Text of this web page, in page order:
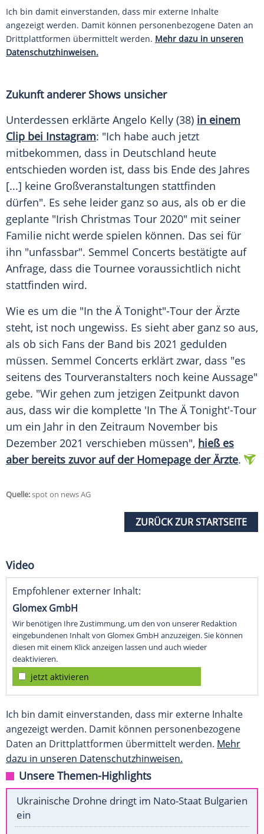
Ich bin damit einverstanden, dass mir externe Inhalte
angezeigt werden. Damit können personenbezogene Daten an
Drittplattformen übermittelt werden. Mehr dazu in unseren
Datenschutzhinweisen.
Zukunft anderer Shows unsicher
Unterdessen erklärte Angelo Kelly (38) in einem
Clip bei Instagram: "Ich habe auch jetzt
mitbekommen, dass in Deutschland heute
entschieden worden ist, dass bis Ende des Jahres
[...] keine Großveranstaltungen stattfinden
dürfen". Es sehe leider ganz so aus, als ob er die
geplante "Irish Christmas Tour 2020" mit seiner
Familie nicht werde spielen können. Das sei für
ihn "unfassbar". Semmel Concerts bestätigte auf
Anfrage, dass die Tournee voraussichtlich nicht
stattfinden wird.
Wie es um die "In the Ä Tonight"-Tour der Ärzte
steht, ist noch ungewiss. Es sieht aber ganz so aus,
als ob sich Fans der Band bis 2021 gedulden
müssen. Semmel Concerts erklärt zwar, dass "es
seitens des Tourveranstalters noch keine Aussage"
gebe. "Wir gehen zum jetzigen Zeitpunkt davon
aus, dass wir die komplette 'In The Ä Tonight'-Tour
um ein Jahr in den Zeitraum November bis
Dezember 2021 verschieben müssen", hieß es
aber bereits zuvor auf der Homepage der Ärzte.
Quelle:spot on news AG
ZURÜCK ZUR STARTSEITE
Video
Empfohlener externer Inhalt:
Glomex GmbH
Wir benötigen Ihre Zustimmung, um den von unserer Redaktion
eingebundenen Inhalt von Glomex GmbH anzuzeigen. Sie können
diesen mit einem Klick anzeigen lassen und auch wieder
deaktivieren.
jetzt aktivieren
Ich bin damit einverstanden, dass mir externe Inhalte
angezeigt werden. Damit können personenbezogene
Daten an Drittplattformen übermittelt werden. Mehr
dazu in unseren Datenschutzhinweisen.
Unsere Themen-Highlights
Ukrainische Drohne dringt im Nato-Staat Bulgarien
ein